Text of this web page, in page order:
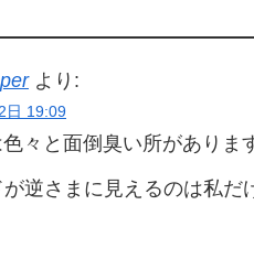
より:
日 19:09
々と面倒臭い所がありま
逆さまに見えるのは私だ